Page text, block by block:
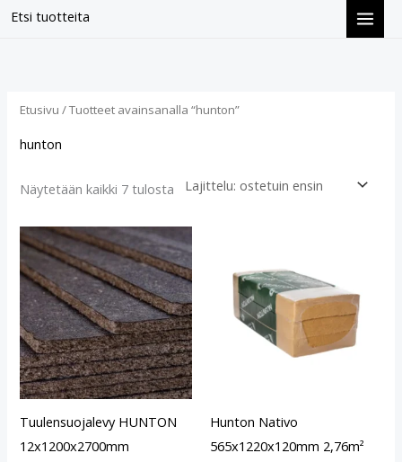
Etsi tuotteita
Siirry
Etusivu / Tuotteet avainsanalla “hunton”
hunton
Näytetään kaikki 7 tulosta
Tuulensuojalevy HUNTON
12x1200x2700mm
Hunton Nativo
565x1220x120mm 2,76m²